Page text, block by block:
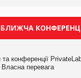
конференції
перевага